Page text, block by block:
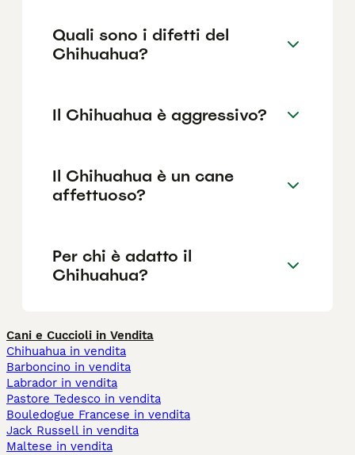
Quali sono i difetti del
Chihuahua?
Il Chihuahua è aggressivo?
Il Chihuahua è un cane
affettuoso?
Per chi è adatto il
Chihuahua?
Cani e Cuccioli in Vendita
Chihuahua in vendita
Barboncino in vendita
Labrador in vendita
Pastore Tedesco in vendita
Bouledogue Francese in vendita
Jack Russell in vendita
Maltese in vendita